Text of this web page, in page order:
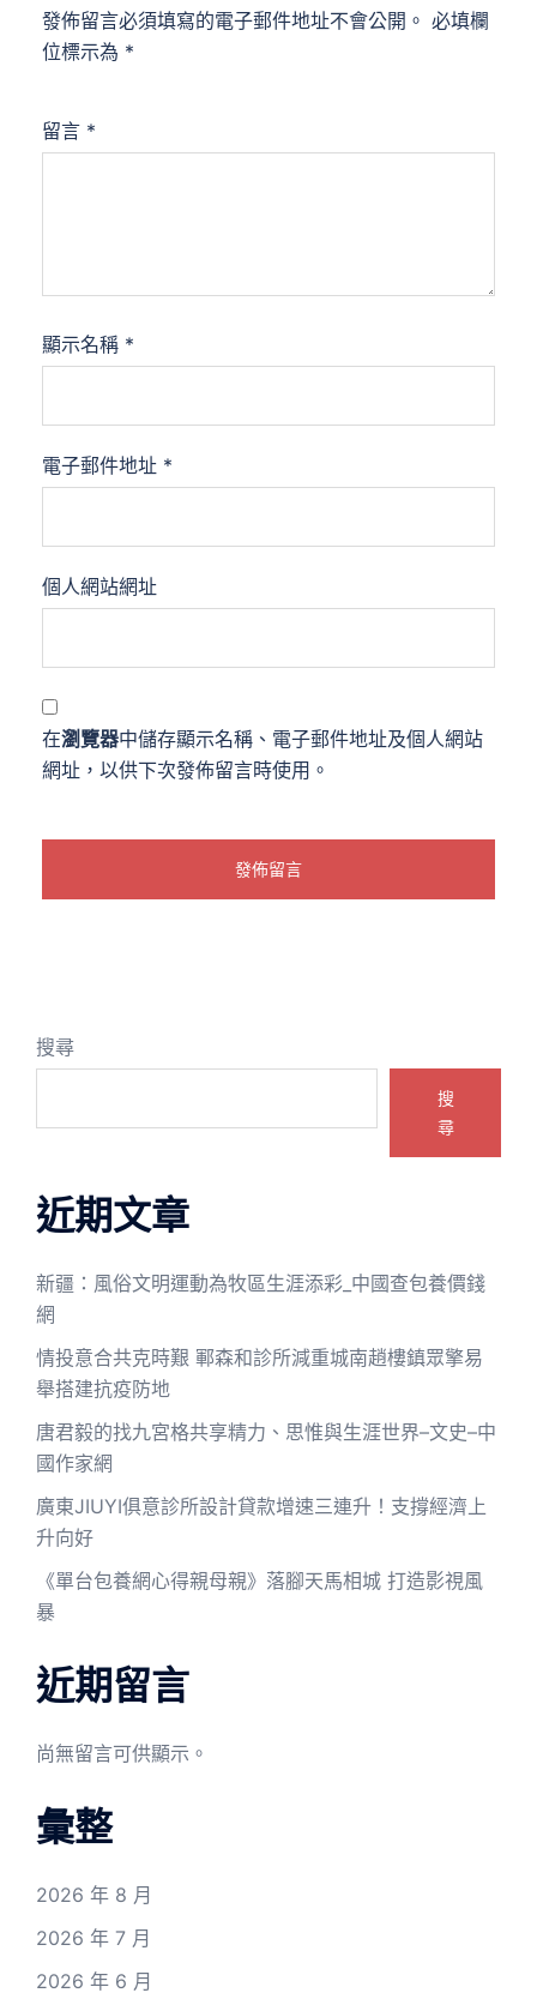
發佈留言必須填寫的電子郵件地址不會公開。 必填欄
位標示為 *
留言 *
顯示名稱 *
電子郵件地址 *
個人網站網址
在瀏覽器中儲存顯示名稱、電子郵件地址及個人網站
網址，以供下次發佈留言時使用。
搜尋
搜
尋
近期文章
新疆：風俗文明運動為牧區生涯添彩_中國查包養價錢
網
情投意合共克時艱 鄆森和診所減重城南趙樓鎮眾擎易
舉搭建抗疫防地
唐君毅的找九宮格共享精力、思惟與生涯世界–文史–中
國作家網
廣東JIUYI俱意診所設計貸款增速三連升！支撐經濟上
升向好
《單台包養網心得親母親》落腳天馬相城 打造影視風
暴
近期留言
尚無留言可供顯示。
彙整
2026 年 8 月
2026 年 7 月
2026 年 6 月